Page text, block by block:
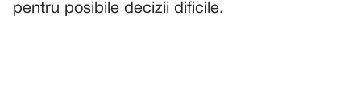
pentru posibile decizii dificile.